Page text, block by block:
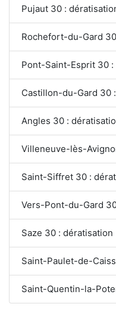
Pujaut 30 :
Rochefort-du-Gard
Pont-Saint-Esprit 30
Castillon-du-Gard 30
Angles 30 :
Villeneuve-lès-
Saint-Siffret 30 :
Vers-Pont-du-Gard
Saze 30 : dératisation
Saint-Paulet-de-
Saint-Quentin-la-